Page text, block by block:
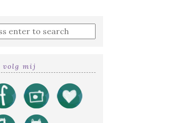
volg mij